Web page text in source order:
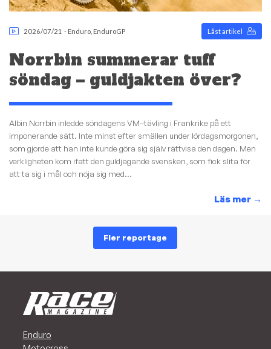
2026/07/21 - Enduro EnduroGP Låst artikel
Norrbin summerar tuff
söndag – guldjakten över?
Albin Norrbin inledde söndagens VM–tävling i Frankrike på ett
imponerande sätt. Inte minst efter smällen under lördagsmorgonen,
som gjorde att han inte kunde göra sig själv rättvisa den dagen. Men
verkligheten kom ifatt den guldjagande svensken, som fick slita för
att ta sig i mål och nöja sig med...
Läs mer →
Fler reportage
Enduro